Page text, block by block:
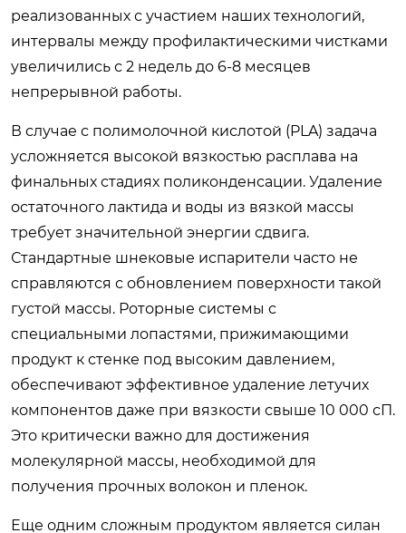
реализованных с участием наших технологий,
интервалы между профилактическими чистками
увеличились с 2 недель до 6-8 месяцев
непрерывной работы.
В случае с полимолочной кислотой (PLA) задача
усложняется высокой вязкостью расплава на
финальных стадиях поликонденсации. Удаление
остаточного лактида и воды из вязкой массы
требует значительной энергии сдвига.
Стандартные шнековые испарители часто не
справляются с обновлением поверхности такой
густой массы. Роторные системы с
специальными лопастями, прижимающими
продукт к стенке под высоким давлением,
обеспечивают эффективное удаление летучих
компонентов даже при вязкости свыше 10 000 сП.
Это критически важно для достижения
молекулярной массы, необходимой для
получения прочных волокон и пленок.
Еще одним сложным продуктом является силан